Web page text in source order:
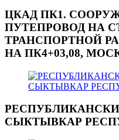
ЦКАД ПК1.
ПУТЕПРОВОД НА
ТРАНСПОРТНОЙ
НА ПК4+03,08,
СЫКТЫВКАР